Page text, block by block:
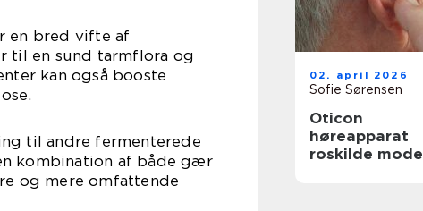
en bred vifte af
til en sund tarmflora og
kan også booste
til andre fermenterede
kombination af både gær
og mere omfattende
02. april 2026
Sofie Sørensen
Oticon
høreapparat
roskilde moderne